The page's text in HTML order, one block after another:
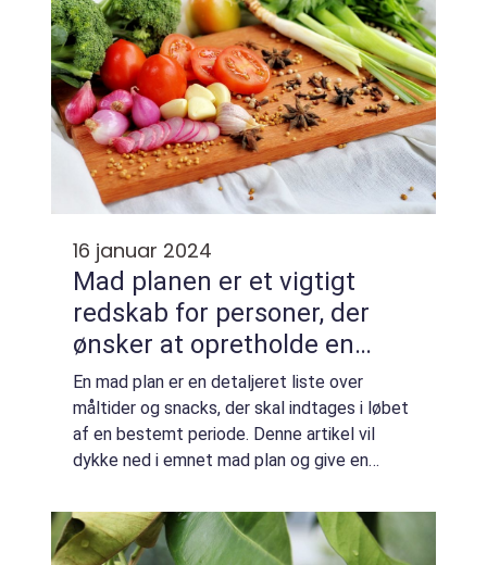
16 januar 2024
Mad planen er et vigtigt
redskab for personer, der
ønsker at opretholde en
sund og afbalanceret kost
En mad plan er en detaljeret liste over
måltider og snacks, der skal indtages i løbet
af en bestemt periode. Denne artikel vil
dykke ned i emnet mad plan og give en
vigtigt at vide for personer, der er
interesser...